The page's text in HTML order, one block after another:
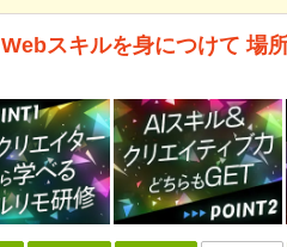
スキルを身につけて 場